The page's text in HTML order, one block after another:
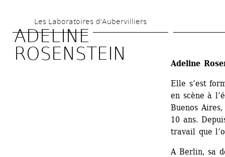
au
contenu
principal
Les Laboratoires d’Aubervilliers
ADELINE
ROSENSTEIN
Adeline
Elle s’est
en scène à
Buenos
10 ans.
travail que
A Berlin, sa